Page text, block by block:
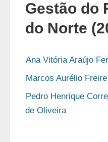
Gestão do
do Norte
Ana Vitória Araújo
Marcos Aurélio
Pedro Henrique
de Oliveira